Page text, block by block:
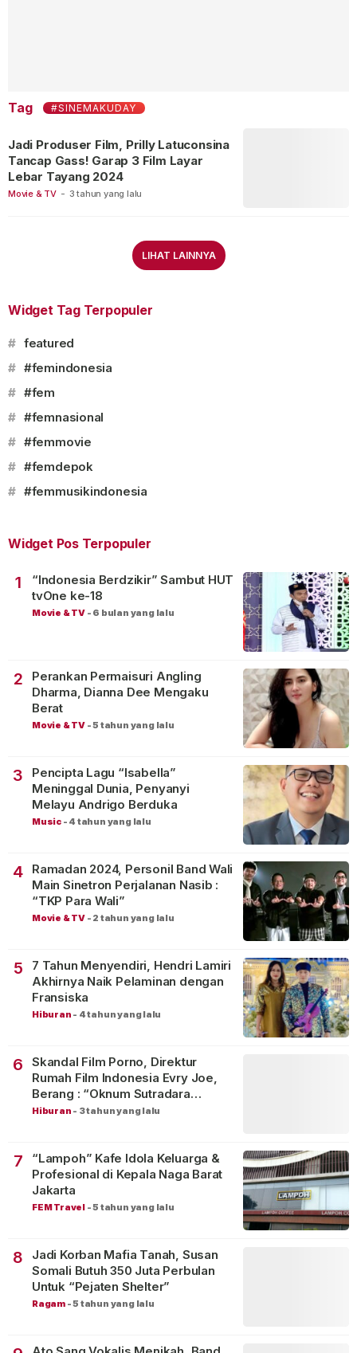
Tag #SINEMAKUDAY
Movie & TV - 3 tahun yang lalu
Jadi Produser Film, Prilly Latuconsina
Tancap Gass! Garap 3 Film Layar
Lebar Tayang 2024
LIHAT LAINNYA
Widget Tag Terpopuler
# featured
# #femindonesia
# #fem
# #femnasional
# #femmovie
# #femdepok
# #femmusikindonesia
Widget Pos Terpopuler
1
“Indonesia Berdzikir” Sambut HUT
tvOne ke-18
Movie & TV - 6 bulan yang lalu
2
Perankan Permaisuri Angling
Dharma, Dianna Dee Mengaku
Berat
Movie & TV -5 tahun yang lalu
3
Pencipta Lagu “Isabella”
Meninggal Dunia, Penyanyi
Melayu Andrigo Berduka
Music - 4 tahun yang lalu
4
Ramadan 2024, Personil Band Wali
Main Sinetron Perjalanan Nasib :
“TKP Para Wali”
Movie & TV - 2 tahun yang lalu
5
7 Tahun Menyendiri, Hendri Lamiri
Akhirnya Naik Pelaminan dengan
Fransiska
Hiburan - 4 tahun yang lalu
6
Skandal Film Porno, Direktur
Rumah Film Indonesia Evry Joe,
Berang : “Oknum Sutradara
Merusak Perfilman Indonesia”!
Hiburan - 3 tahun yang lalu
7
“Lampoh” Kafe Idola Keluarga &
Profesional di Kepala Naga Barat
Jakarta
FEM Travel -5 tahun yang lalu
8
Jadi Korban Mafia Tanah, Susan
Somali Butuh 350 Juta Perbulan
Untuk “Pejaten Shelter”
Ragam -5 tahun yang lalu